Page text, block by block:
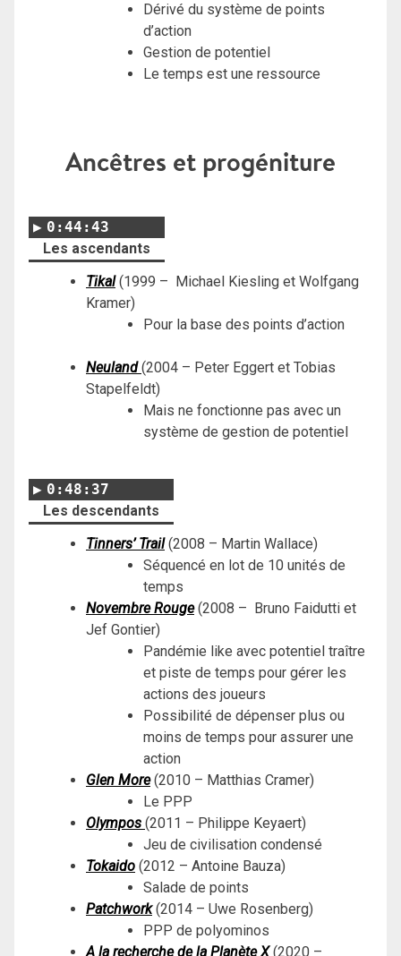
Dérivé du système de points
d’action
Gestion de potentiel
Le temps est une ressource
Ancêtres et progéniture
0:44:43
Les ascendants
Tikal(1999 – Michael Kiesling et Wolfgang
Kramer)
Pour la base des points d’action
Neuland (2004 – Peter Eggert et Tobias
Stapelfeldt)
Mais ne fonctionne pas avec un
système de gestion de potentiel
0:48:37
Les descendants
Tinners’ Trail (2008 – Martin Wallace)
Séquencé en lot de 10 unités de
temps
Novembre Rouge (2008 – Bruno Faidutti et
Jef Gontier)
Pandémie like avec potentiel traître
et piste de temps pour gérer les
actions des joueurs
Possibilité de dépenser plus ou
moins de temps pour assurer une
action
Glen More (2010 – Matthias Cramer)
Le PPP
Olympos (2011 – Philippe Keyaert)
Jeu de civilisation condensé
Tokaido (2012 – Antoine Bauza)
Salade de points
Patchwork (2014 – Uwe Rosenberg)
PPP de polyominos
A la recherche de la Planète X (2020 –